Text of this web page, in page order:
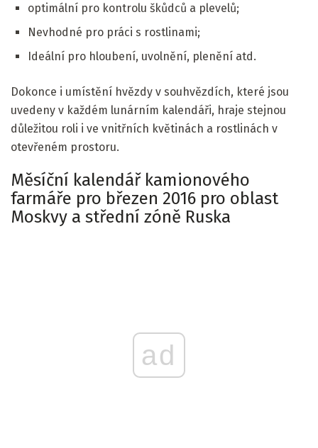
optimální pro kontrolu škůdců a plevelů;
Nevhodné pro práci s rostlinami;
Ideální pro hloubení, uvolnění, plenění atd.
Dokonce i umístění hvězdy v souhvězdích, které jsou
uvedeny v každém lunárním kalendáři, hraje stejnou
důležitou roli i ve vnitřních květinách a rostlinách v
otevřeném prostoru.
Měsíční kalendář kamionového
farmáře pro březen 2016 pro oblast
Moskvy a střední zóně Ruska
ad